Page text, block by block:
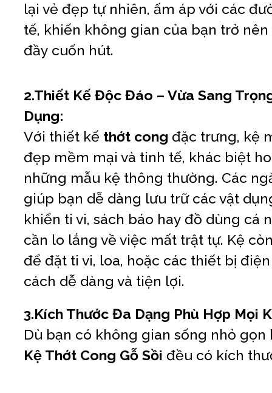
lại vẻ đẹp tự nhiên, ấm áp với các
tế, khiến không gian của bạn trở
đầy cuốn hút.
2.Thiết Kế Độc Đáo – Vừa Sang
Dụng:
Với thiết kế thớt cong đặc trưng, kệ
đẹp mềm mại và tinh tế, khác biệt
những mẫu kệ thông thường. Các
giúp bạn dễ dàng lưu trữ các vật
khiển ti vi, sách báo hay đồ dùng cá
cần lo lắng về việc mất trật tự. Kệ
để đặt ti vi, loa, hoặc các thiết bị
cách dễ dàng và tiện lợi.
3.Kích Thước Đa Dạng Phù Hợp Mọi
Dù bạn có không gian sống nhỏ gọn
Kệ Thớt Cong Gỗ Sồi đều có kích